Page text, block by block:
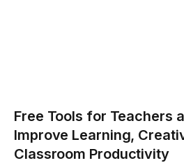
Free Tools for Teachers
Improve Learning,
Classroom Productivity